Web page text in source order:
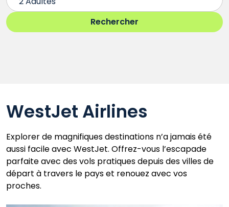
WestJet Airlines
Explorer de magnifiques destinations n’a jamais été
aussi facile avec WestJet. Offrez-vous l’escapade
parfaite avec des vols pratiques depuis des villes de
départ à travers le pays et renouez avec vos
proches.